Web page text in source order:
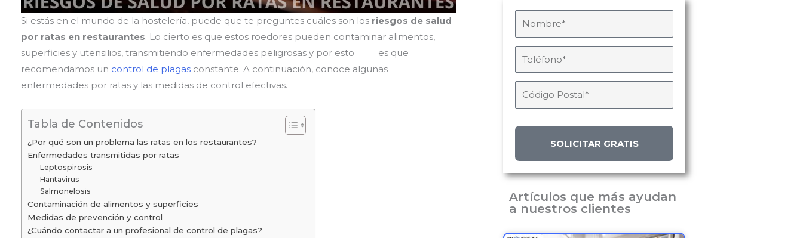
Si estás en el mundo de la hostelería, puede que te preguntes cuáles son los riesgos de salud
por ratas en restaurantes. Lo cierto es que estos roedores pueden contaminar alimentos,
superficies y utensilios, transmitiendo enfermedades peligrosas y por esto es que
recomendamos un control de plagas constante. A continuación, conoce algunas
enfermedades por ratas y las medidas de control efectivas.
Tabla de Contenidos
¿Por qué son un problema las ratas en los restaurantes?
Enfermedades transmitidas por ratas
Leptospirosis
Hantavirus
Salmonelosis
Contaminación de alimentos y superficies
Medidas de prevención y control
¿Cuándo contactar a un profesional de control de plagas?
SOLICITAR GRATIS
Artículos que más ayudan
a nuestros clientes